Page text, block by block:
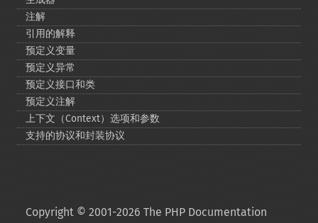
注解
引用的解释
预定义变量
预定义异常
预定义接口和类
预定义注解
上下文（Context）选项和参数
支持的协议和封装协议
Copyright © 2001-2026 The PHP Documentation